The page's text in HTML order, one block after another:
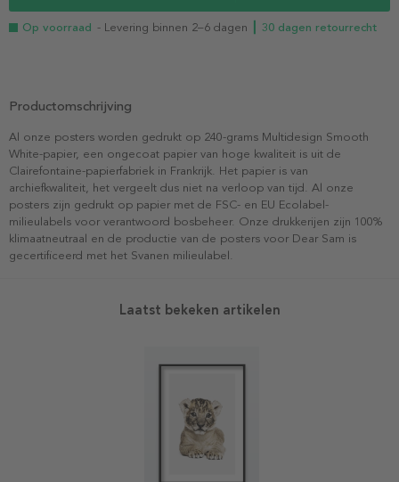
Op voorraad - Levering binnen 2–6 dagen ┃ 30 dagen retourrecht
Productomschrijving
Al onze posters worden gedrukt op 240-grams Multidesign Smooth
White-papier, een ongecoat papier van hoge kwaliteit is uit de
Clairefontaine-papierfabriek in Frankrijk. Het papier is van
archiefkwaliteit, het vergeelt dus niet na verloop van tijd. Al onze
posters zijn gedrukt op papier met de FSC- en EU Ecolabel-
milieulabels voor verantwoord bosbeheer. Onze drukkerijen zijn 100%
klimaatneutraal en de productie van de posters voor Dear Sam is
gecertificeerd met het Svanen milieulabel.
Laatst bekeken artikelen